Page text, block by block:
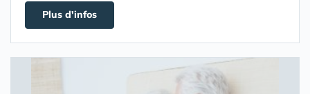
Plus d'infos